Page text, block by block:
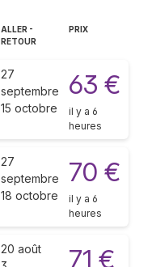
ALLER -
RETOUR
PRIX
27
septembre
15 octobre
63 €
il y a 6
heures
27
septembre
18 octobre
70 €
il y a 6
heures
20 août
71 €